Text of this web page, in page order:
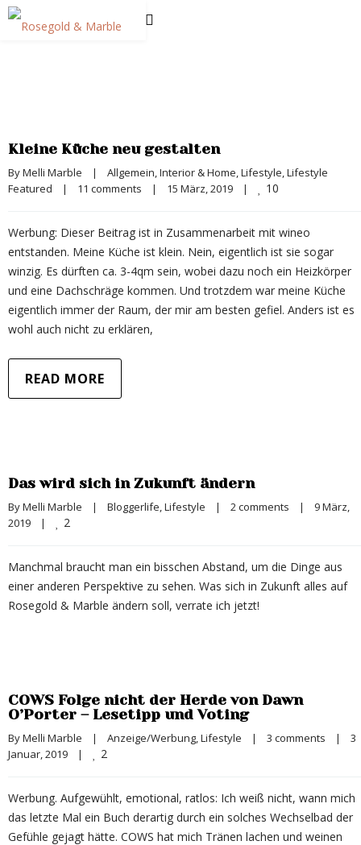
Kleine Küche neu gestalten
By Melli Marble | Allgemein, Interior & Home, Lifestyle, Lifestyle
Featured
| 11 comments | 15 März, 2019 | 10
Werbung: Dieser Beitrag ist in Zusammenarbeit mit wineo
entstanden. Meine Küche ist klein. Nein, eigentlich ist sie sogar
winzig. Es dürften ca. 3-4qm sein, wobei dazu noch ein Heizkörper
und eine Dachschräge kommen. Und trotzdem war meine Küche
eigentlich immer der Raum, der mir am besten gefiel. Anders ist es
wohl auch nicht zu erklären,
READ MORE
Das wird sich in Zukunft ändern
By Melli Marble | Bloggerlife, Lifestyle | 2 comments |
9 März,
2019
| 2
Manchmal braucht man ein bisschen Abstand, um die Dinge aus
einer anderen Perspektive zu sehen. Was sich in Zukunft alles auf
Rosegold & Marble ändern soll, verrate ich jetzt!
COWS Folge nicht der Herde von Dawn
O’Porter – Lesetipp und Voting
By Melli Marble | Anzeige/Werbung, Lifestyle | 3 comments |
3
Januar, 2019
| 2
Werbung. Aufgewühlt, emotional, ratlos: Ich weiß nicht, wann mich
das letzte Mal ein Buch derartig durch ein solches Wechselbad der
Gefühle gejagt hätte. COWS hat mich Tränen lachen und weinen